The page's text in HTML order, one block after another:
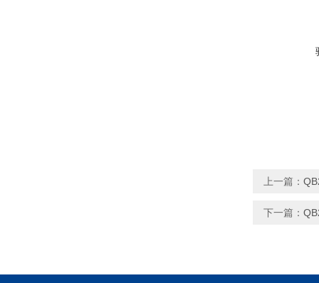
上一篇：
下一篇：